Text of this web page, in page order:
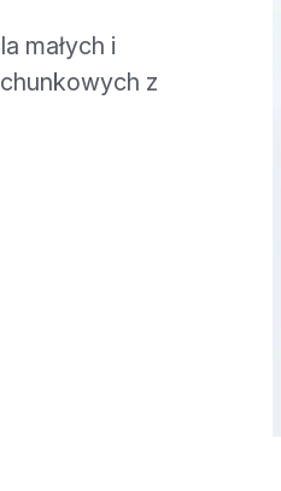
małych i
z